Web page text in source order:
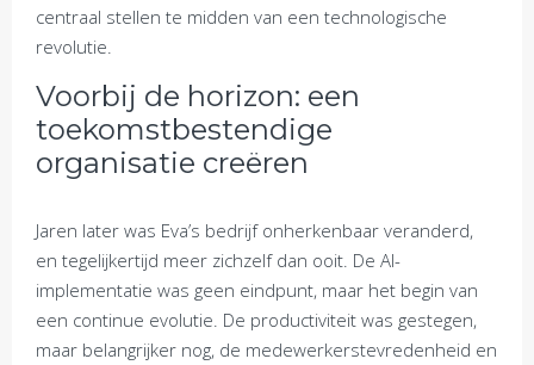
centraal stellen te midden van een technologische
revolutie.
Voorbij de horizon: een
toekomstbestendige
organisatie creëren
Jaren later was Eva’s bedrijf onherkenbaar veranderd,
en tegelijkertijd meer zichzelf dan ooit. De AI-
implementatie was geen eindpunt, maar het begin van
een continue evolutie. De productiviteit was gestegen,
maar belangrijker nog, de medewerkerstevredenheid en